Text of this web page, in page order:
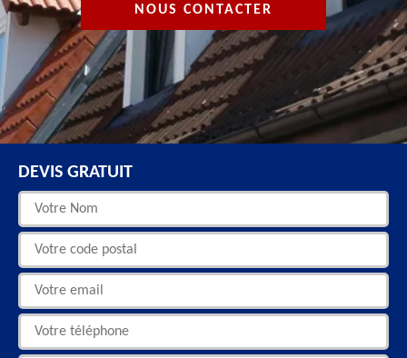
NOUS CONTACTER
DEVIS GRATUIT